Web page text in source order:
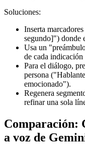
Soluciones:
Inserta
segundo]") donde
Usa un
de cada indicación
Para el diálogo,
persona
emocionado").
Regenera
refinar una sola
Comparación:
a voz de